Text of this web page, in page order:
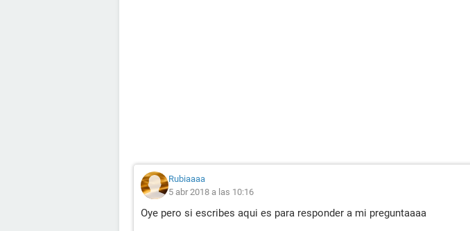
Rubiaaaa
5 abr 2018 a las 10:16
Oye pero si escribes aqui es para responder a mi preguntaaaa